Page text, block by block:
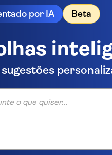
por IA Beta
sugestões
quiser...